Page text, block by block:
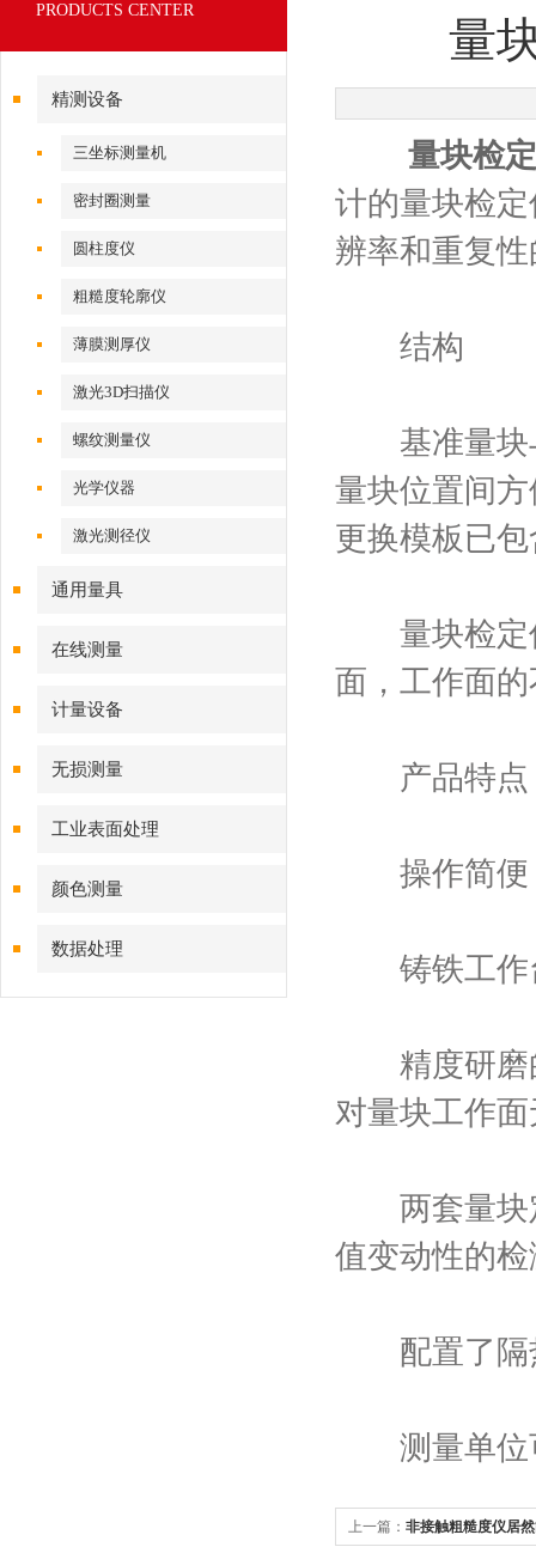
PRODUCTS CENTER
精测设备
三坐标测量机
密封圈测量
圆柱度仪
粗糙度轮廓仪
薄膜测厚仪
激光3D扫描仪
螺纹测量仪
光学仪器
激光测径仪
通用量具
在线测量
计量设备
无损测量
工业表面处理
颜色测量
数据处理
量
量块检
计的量块检
辨率和重复
结构
基准量块与
量块位置间
更换模板已
量块检定仪
面，工作面
产品特点
操作简便，
铸铁工作台
精度研磨的
对量块工作
两套量块定
值变动性的
配置了隔热
测量单位可
上一篇： 非接触粗糙度仪居